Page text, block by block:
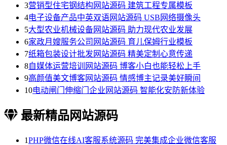
3营销型住宅钢结构网站源码 建筑工程专属模板
4电子设备产品中英双语网站源码 USB网络摄像头
5大型农业机械设备网站源码 助力现代农业发展
6家政月嫂服务公司网站源码 育儿保姆行业模板
7纸箱包装设计批发网站源码 精美定制心意传递
8自媒体运营培训网站源码 博客小白也能轻松上手
9高颜值美文博客网站源码 情感博主记录美好瞬间
10电动闸门伸缩门企业网站源码 智能化安防新体验
最新精品网站源码
1PHP微信在线AI客服系统源码 完美集成企业微信客服